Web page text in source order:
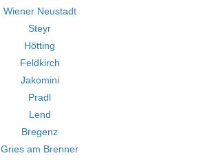
Wiener Neustadt
Steyr
Hötting
Feldkirch
Jakomini
Pradl
Lend
Bregenz
Gries am Brenner